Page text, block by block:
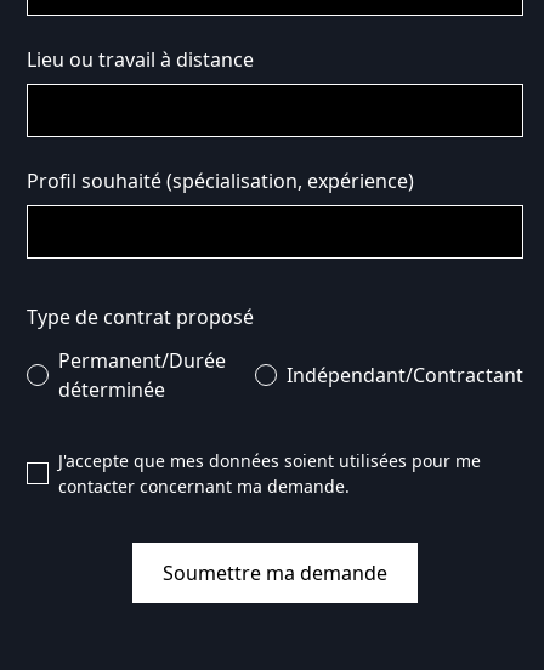
Lieu ou travail à distance
Profil souhaité (spécialisation, expérience)
Type de contrat proposé
Permanent/Durée
déterminée
Indépendant/Contractant
J'accepte que mes données soient utilisées pour me
contacter concernant ma demande.